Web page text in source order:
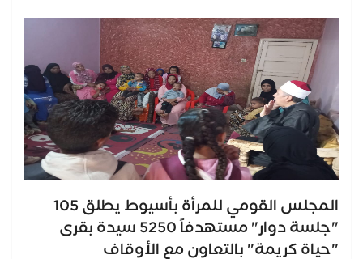
المجلس القومي للمرأة بأسيوط يطلق 105
"جلسة دوار" مستهدفاً 5250 سيدة بقرى
"حياة كريمة" بالتعاون مع الأوقاف